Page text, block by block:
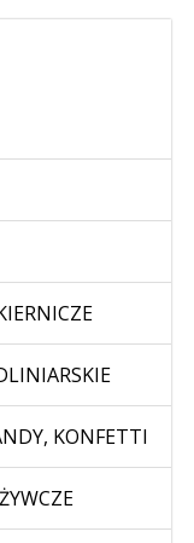
KONFETTI